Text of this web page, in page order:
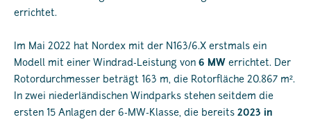
errichtet.
Im Mai 2022 hat Nordex mit der N163/6.X erstmals ein
Modell mit einer Windrad-Leistung von 6 MW errichtet. Der
Rotordurchmesser beträgt 163 m, die Rotorfläche 20.867 m².
In zwei niederländischen Windparks stehen seitdem die
ersten 15 Anlagen der 6-MW-Klasse, die bereits 2023 in